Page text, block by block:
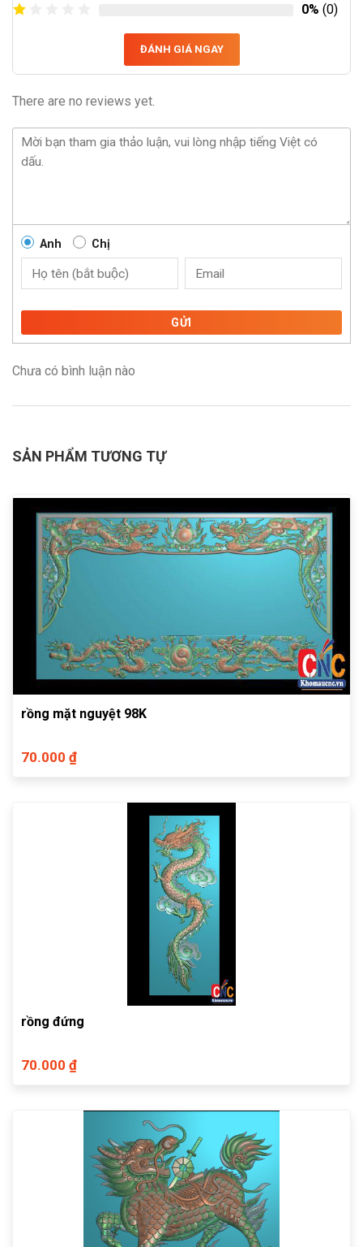
0% (0)
ĐÁNH GIÁ NGAY
There are no reviews yet.
Anh Chị
GỬI
Chưa có bình luận nào
SẢN PHẨM TƯƠNG TỰ
rồng mặt nguyệt 98K
70.000 ₫
rồng đứng
70.000 ₫